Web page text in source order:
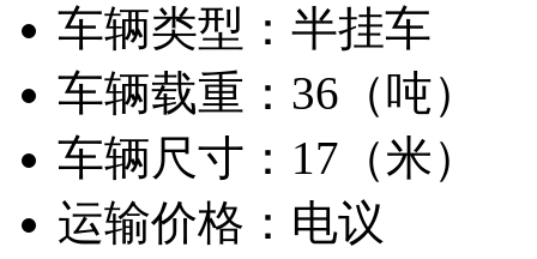
车辆类型： 半挂车
车辆载重： 36（吨）
车辆尺寸： 17（米）
运输价格： 电议